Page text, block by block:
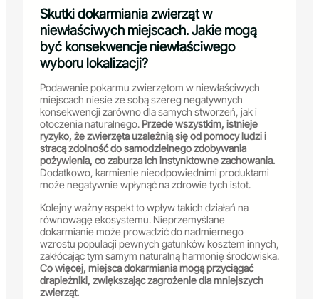
Skutki dokarmiania zwierząt w
niewłaściwych miejscach. Jakie mogą
być konsekwencje niewłaściwego
wyboru lokalizacji?
Podawanie pokarmu zwierzętom w niewłaściwych
miejscach niesie ze sobą szereg negatywnych
konsekwencji zarówno dla samych stworzeń, jak i
otoczenia naturalnego. Przede wszystkim, istnieje
ryzyko, że zwierzęta uzależnią się od pomocy ludzi i
stracą zdolność do samodzielnego zdobywania
pożywienia, co zaburza ich instynktowne zachowania.
Dodatkowo, karmienie nieodpowiednimi produktami
może negatywnie wpłynąć na zdrowie tych istot.
Kolejny ważny aspekt to wpływ takich działań na
równowagę ekosystemu. Nieprzemyślane
dokarmianie może prowadzić do nadmiernego
wzrostu populacji pewnych gatunków kosztem innych,
zakłócając tym samym naturalną harmonię środowiska.
Co więcej, miejsca dokarmiania mogą przyciągać
drapieżniki, zwiększając zagrożenie dla mniejszych
zwierząt.